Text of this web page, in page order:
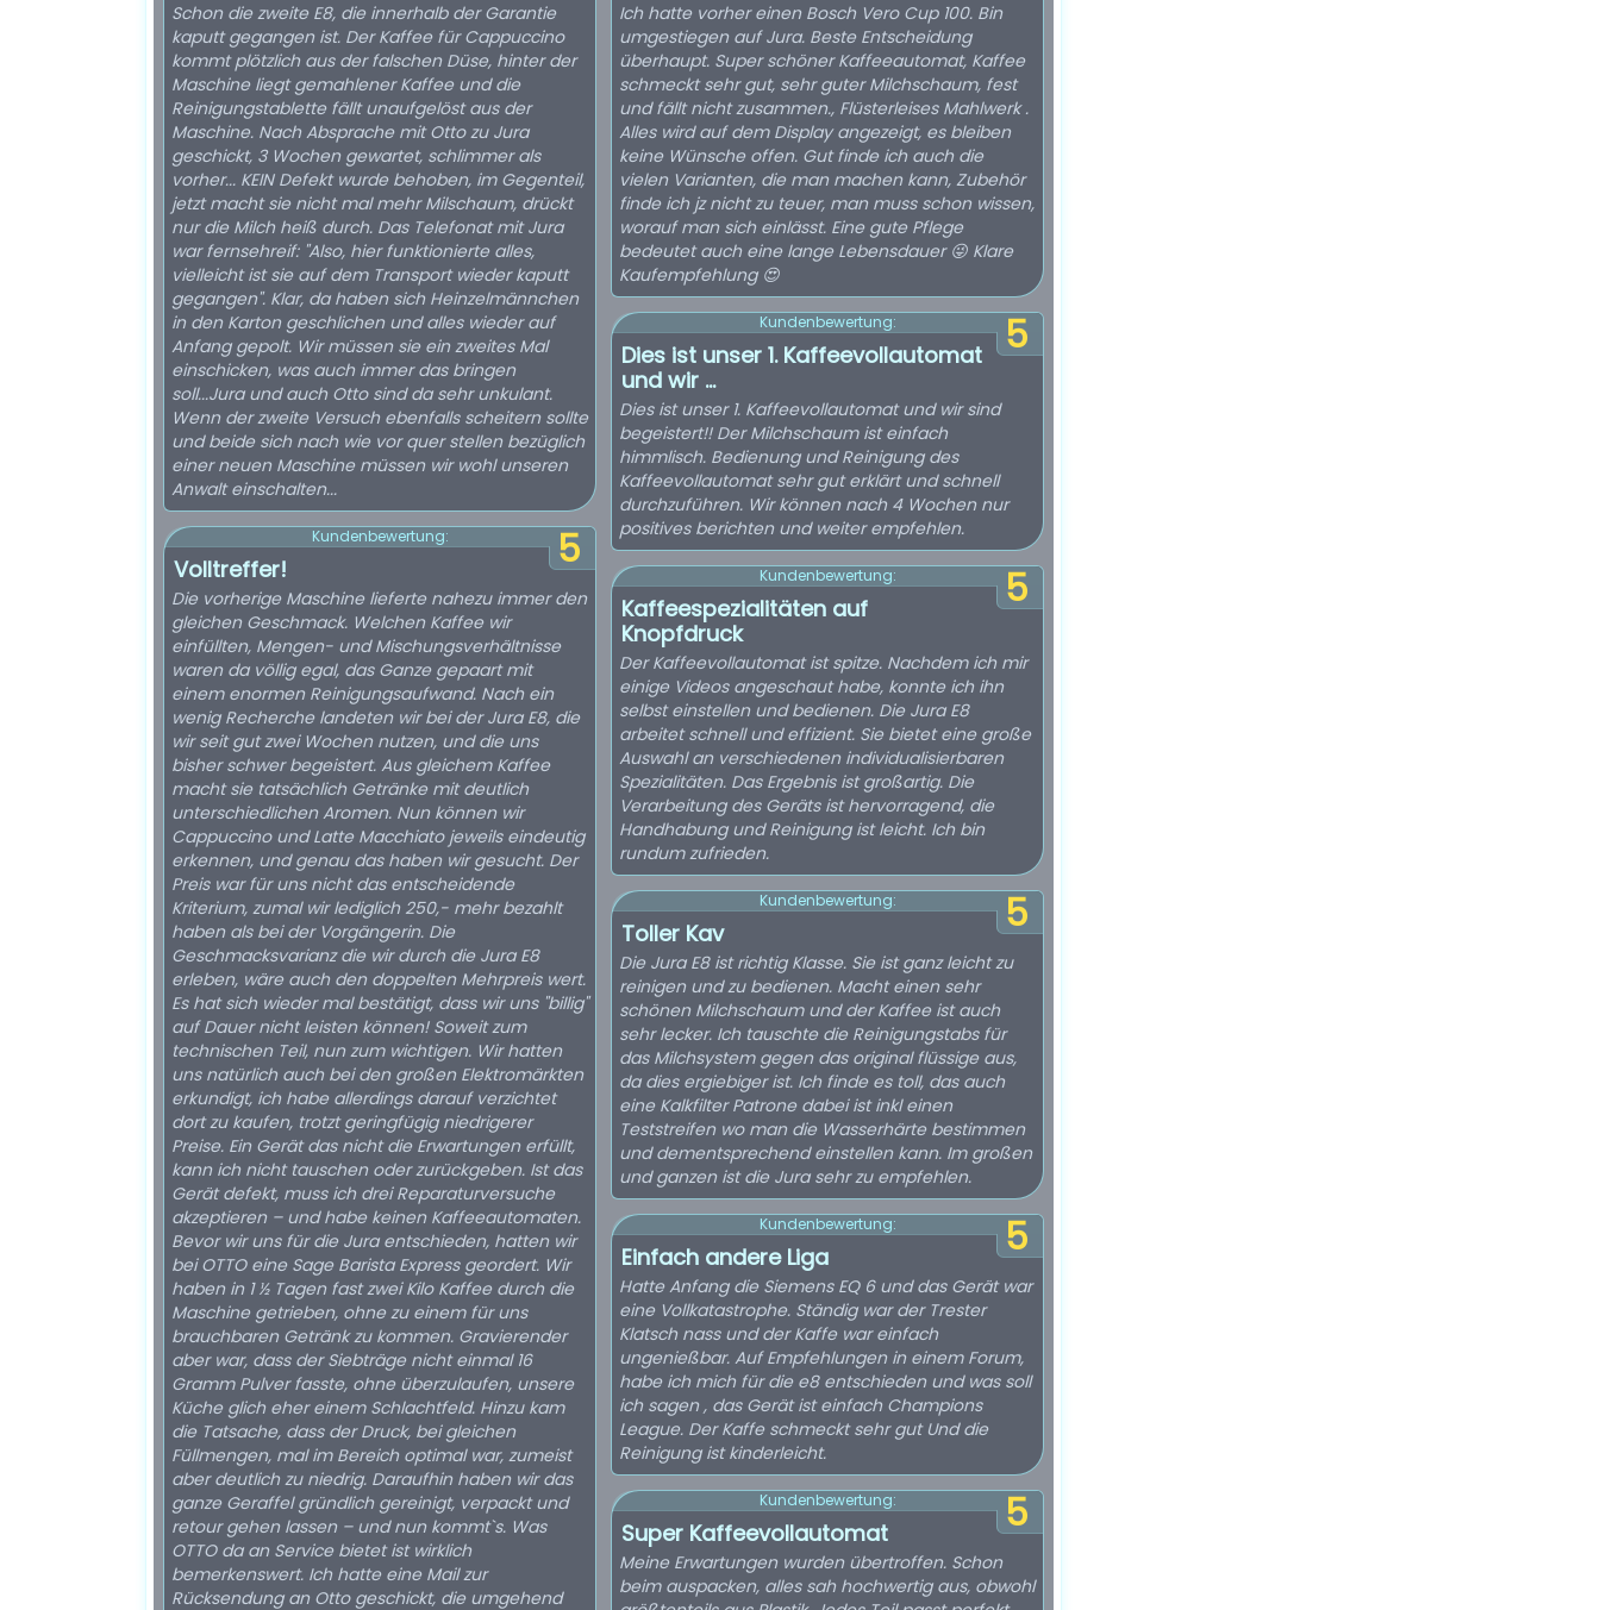
Schon die zweite E8, die innerhalb der Garantie
kaputt gegangen ist. Der Kaffee für Cappuccino
kommt plötzlich aus der falschen Düse, hinter der
Maschine liegt gemahlener Kaffee und die
Reinigungstablette fällt unaufgelöst aus der
Maschine. Nach Absprache mit Otto zu Jura
geschickt, 3 Wochen gewartet, schlimmer als
vorher... KEIN Defekt wurde behoben, im Gegenteil,
jetzt macht sie nicht mal mehr Milschaum, drückt
nur die Milch heiß durch. Das Telefonat mit Jura
war fernsehreif: "Also, hier funktionierte alles,
vielleicht ist sie auf dem Transport wieder kaputt
gegangen". Klar, da haben sich Heinzelmännchen
in den Karton geschlichen und alles wieder auf
Anfang gepolt. Wir müssen sie ein zweites Mal
einschicken, was auch immer das bringen
soll...Jura und auch Otto sind da sehr unkulant.
Wenn der zweite Versuch ebenfalls scheitern sollte
und beide sich nach wie vor quer stellen bezüglich
einer neuen Maschine müssen wir wohl unseren
Anwalt einschalten...
5
Kundenbewertung:
Volltreffer!
Die vorherige Maschine lieferte nahezu immer den
gleichen Geschmack. Welchen Kaffee wir
einfüllten, Mengen- und Mischungsverhältnisse
waren da völlig egal, das Ganze gepaart mit
einem enormen Reinigungsaufwand. Nach ein
wenig Recherche landeten wir bei der Jura E8, die
wir seit gut zwei Wochen nutzen, und die uns
bisher schwer begeistert. Aus gleichem Kaffee
macht sie tatsächlich Getränke mit deutlich
unterschiedlichen Aromen. Nun können wir
Cappuccino und Latte Macchiato jeweils eindeutig
erkennen, und genau das haben wir gesucht. Der
Preis war für uns nicht das entscheidende
Kriterium, zumal wir lediglich 250,- mehr bezahlt
haben als bei der Vorgängerin. Die
Geschmacksvarianz die wir durch die Jura E8
erleben, wäre auch den doppelten Mehrpreis wert.
Es hat sich wieder mal bestätigt, dass wir uns "billig"
auf Dauer nicht leisten können! Soweit zum
technischen Teil, nun zum wichtigen. Wir hatten
uns natürlich auch bei den großen Elektromärkten
erkundigt, ich habe allerdings darauf verzichtet
dort zu kaufen, trotzt geringfügig niedrigerer
Preise. Ein Gerät das nicht die Erwartungen erfüllt,
kann ich nicht tauschen oder zurückgeben. Ist das
Gerät defekt, muss ich drei Reparaturversuche
akzeptieren – und habe keinen Kaffeeautomaten.
Bevor wir uns für die Jura entschieden, hatten wir
bei OTTO eine Sage Barista Express geordert. Wir
haben in 1 ½ Tagen fast zwei Kilo Kaffee durch die
Maschine getrieben, ohne zu einem für uns
brauchbaren Getränk zu kommen. Gravierender
aber war, dass der Siebträge nicht einmal 16
Gramm Pulver fasste, ohne überzulaufen, unsere
Küche glich eher einem Schlachtfeld. Hinzu kam
die Tatsache, dass der Druck, bei gleichen
Füllmengen, mal im Bereich optimal war, zumeist
aber deutlich zu niedrig. Daraufhin haben wir das
ganze Geraffel gründlich gereinigt, verpackt und
retour gehen lassen – und nun kommt`s. Was
OTTO da an Service bietet ist wirklich
bemerkenswert. Ich hatte eine Mail zur
Rücksendung an Otto geschickt, die umgehend
Ich hatte vorher einen Bosch Vero Cup 100. Bin
umgestiegen auf Jura. Beste Entscheidung
überhaupt. Super schöner Kaffeeautomat, Kaffee
schmeckt sehr gut, sehr guter Milchschaum, fest
und fällt nicht zusammen., Flüsterleises Mahlwerk .
Alles wird auf dem Display angezeigt, es bleiben
keine Wünsche offen. Gut finde ich auch die
vielen Varianten, die man machen kann, Zubehör
finde ich jz nicht zu teuer, man muss schon wissen,
worauf man sich einlässt. Eine gute Pflege
bedeutet auch eine lange Lebensdauer 😜 Klare
Kaufempfehlung 😍
5
Kundenbewertung:
Dies ist unser 1. Kaffeevollautomat
und wir ...
Dies ist unser 1. Kaffeevollautomat und wir sind
begeistert!! Der Milchschaum ist einfach
himmlisch. Bedienung und Reinigung des
Kaffeevollautomat sehr gut erklärt und schnell
durchzuführen. Wir können nach 4 Wochen nur
positives berichten und weiter empfehlen.
5
Kundenbewertung:
Kaffeespezialitäten auf
Knopfdruck
Der Kaffeevollautomat ist spitze. Nachdem ich mir
einige Videos angeschaut habe, konnte ich ihn
selbst einstellen und bedienen. Die Jura E8
arbeitet schnell und effizient. Sie bietet eine große
Auswahl an verschiedenen individualisierbaren
Spezialitäten. Das Ergebnis ist großartig. Die
Verarbeitung des Geräts ist hervorragend, die
Handhabung und Reinigung ist leicht. Ich bin
rundum zufrieden.
5
Kundenbewertung:
Toller Kav
Die Jura E8 ist richtig Klasse. Sie ist ganz leicht zu
reinigen und zu bedienen. Macht einen sehr
schönen Milchschaum und der Kaffee ist auch
sehr lecker. Ich tauschte die Reinigungstabs für
das Milchsystem gegen das original flüssige aus,
da dies ergiebiger ist. Ich finde es toll, das auch
eine Kalkfilter Patrone dabei ist inkl einen
Teststreifen wo man die Wasserhärte bestimmen
und dementsprechend einstellen kann. Im großen
und ganzen ist die Jura sehr zu empfehlen.
5
Kundenbewertung:
Einfach andere Liga
Hatte Anfang die Siemens EQ 6 und das Gerät war
eine Vollkatastrophe. Ständig war der Trester
Klatsch nass und der Kaffe war einfach
ungenießbar. Auf Empfehlungen in einem Forum,
habe ich mich für die e8 entschieden und was soll
ich sagen , das Gerät ist einfach Champions
League. Der Kaffe schmeckt sehr gut Und die
Reinigung ist kinderleicht.
5
Kundenbewertung:
Super Kaffeevollautomat
Meine Erwartungen wurden übertroffen. Schon
beim auspacken, alles sah hochwertig aus, obwohl